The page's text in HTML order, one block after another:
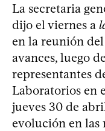
La secretaria
dijo el viernes a
en la reunión
avances, luego
representantes
Laboratorios en
jueves 30 de
evolución en las